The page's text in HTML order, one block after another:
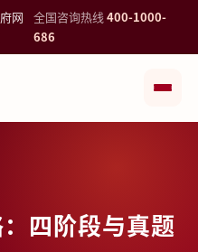
网
全国咨询热线400-1000-
686
四阶段与真题